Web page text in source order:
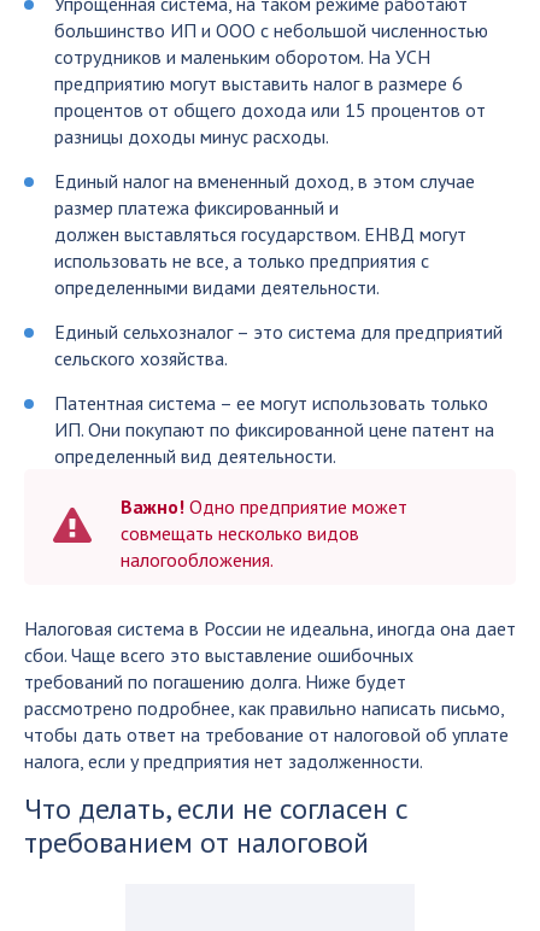
большинство ИП и ООО с небольшой численностью
сотрудников и маленьким оборотом. На УСН
предприятию могут выставить налог в размере 6
процентов от общего дохода или 15 процентов от
разницы доходы минус расходы.
Единый налог на вмененный доход, в этом случае
размер платежа фиксированный и
должен выставляться государством. ЕНВД могут
использовать не все, а только предприятия с
определенными видами деятельности.
Единый сельхозналог – это система для предприятий
сельского хозяйства.
Патентная система – ее могут использовать только
ИП. Они покупают по фиксированной цене патент на
определенный вид деятельности.
Важно! Одно предприятие может
совмещать несколько видов
налогообложения.
Налоговая система в России не идеальна, иногда она дает
сбои. Чаще всего это выставление ошибочных
требований по погашению долга. Ниже будет
рассмотрено подробнее, как правильно написать письмо,
чтобы дать ответ на требование от налоговой об уплате
налога, если у предприятия нет задолженности.
Что делать, если не согласен с
требованием от налоговой